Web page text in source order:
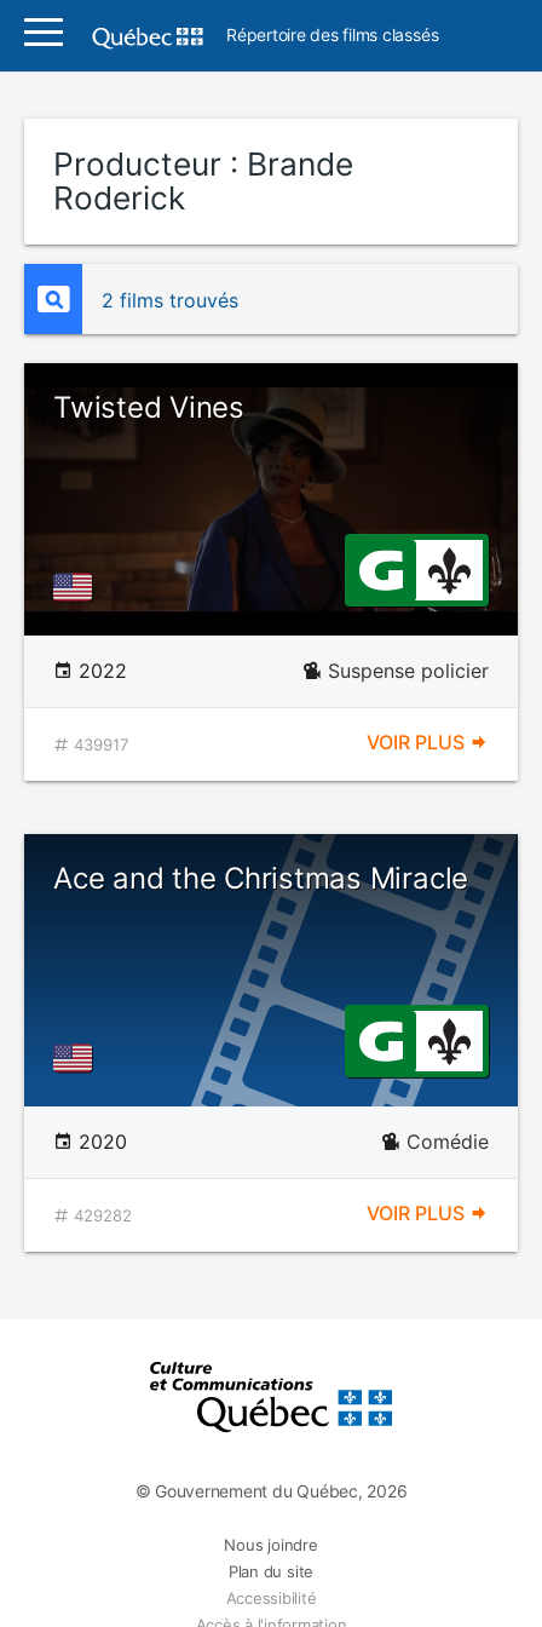
Répertoire des films classés
Producteur : Brande
Roderick
2 films trouvés
Twisted Vines
2022 Suspense policier
439917 VOIR PLUS
Ace and the Christmas Miracle
2020 Comédie
429282 VOIR PLUS
© Gouvernement du Québec, 2026
Nous joindre
Plan du site
Accessibilité